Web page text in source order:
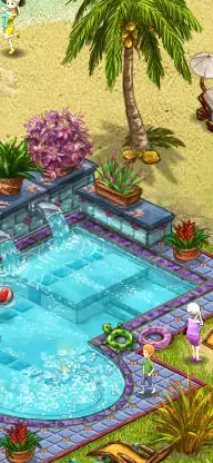
повече информация